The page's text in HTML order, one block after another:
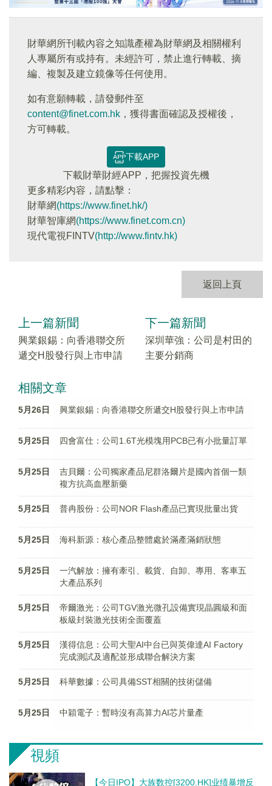
財華網所刊載內容之知識產權為財華網及相關權利
人專屬所有或持有。未經許可，禁止進行轉載、摘
編、複製及建立鏡像等任何使用。
如有意願轉載，請發郵件至
content@finet.com.hk ，獲得書面確認及授權後，
方可轉載。
下載APP
下載財華財經APP，把握投資先機
更多精彩内容，請點擊：
財華網(https://www.finet.hk/)
財華智庫網(https://www.finet.com.cn)
現代電視FINTV(http://www.fintv.hk)
返回上頁
上一篇新聞
興業銀錫：向香港聯交所
遞交H股發行與上市申請
下一篇新聞
深圳華強：公司是村田的
主要分銷商
相關文章
5月26日 興業銀錫：向香港聯交所遞交H股發行與上市申請
5月25日 四會富仕：公司1.6T光模塊用PCB已有小批量訂單
5月25日
吉貝爾：公司獨家產品尼群洛爾片是國內首個一類
複方抗高血壓新藥
5月25日 普冉股份：公司NOR Flash產品已實現批量出貨
5月25日 海科新源：核心產品整體處於滿產滿銷狀態
5月25日
一汽解放：擁有牽引、載貨、自卸、專用、客車五
大產品系列
5月25日
帝爾激光：公司TGV激光微孔設備實現晶圓級和面
板級封裝激光技術全面覆蓋
5月25日
漢得信息：公司大聖AI中台已與英偉達AI Factory
完成測試及適配並形成聯合解決方案
5月25日 科華數據：公司具備SST相關的技術儲備
5月25日 中穎電子：暫時沒有高算力AI芯片量產
視頻
【今日IPO】大族数控[3200.HK]业绩暴增反